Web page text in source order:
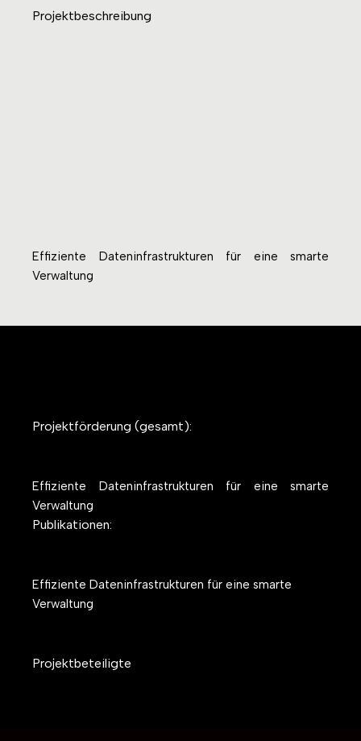
Projektbeschreibung
Effiziente Dateninfrastrukturen für eine smarte
Verwaltung
Projektförderung (gesamt):
Effiziente Dateninfrastrukturen für eine smarte
Verwaltung
Publikationen:
Effiziente Dateninfrastrukturen für eine smarte
Verwaltung
Projektbeteiligte